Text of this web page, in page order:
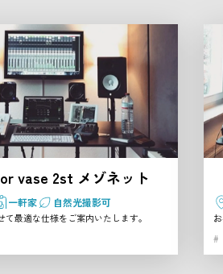
vase 2st メゾネット
一軒家 自然光撮影可
て最適な仕様をご案内いたします。